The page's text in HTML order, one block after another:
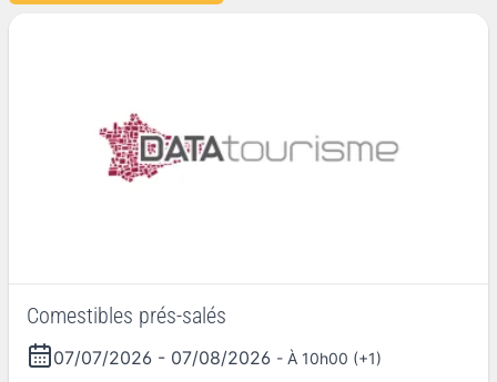
Comestibles prés-salés
07/07/2026 - 07/08/2026 - À 10h00 (+1)